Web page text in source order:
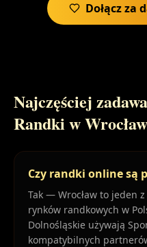
Dołącz za
Najczęściej
Randki w Wrocław
Czy randki online są
Tak — Wrocław to jeden
rynków randkowych w
Dolnośląskie używają
kompatybilnych